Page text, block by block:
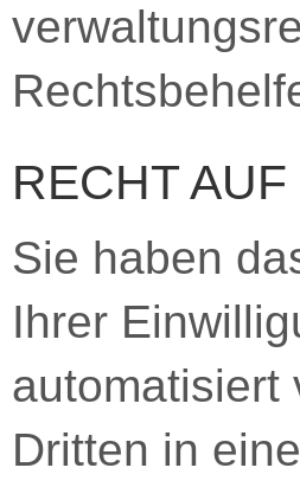
RECHT
Sie haben
Ihrer
automatisiert
Dritten in